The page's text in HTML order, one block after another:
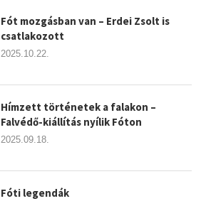
Fót mozgásban van – Erdei Zsolt is
csatlakozott
2025.10.22.
Hímzett történetek a falakon –
Falvédő-kiállítás nyílik Fóton
2025.09.18.
Fóti legendák